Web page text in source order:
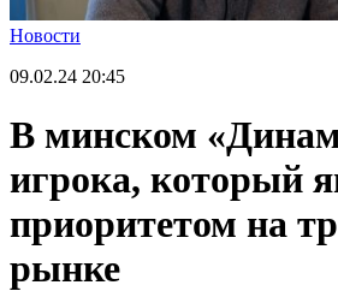
Новости
09.02.24 20:45
В минском
игрока, который
приоритетом на
рынке